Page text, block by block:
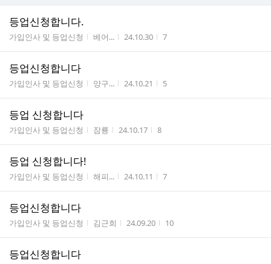
등업신청합니다.
게시판명
가입인사 및 등업신청 작성자
베어... 작성시간
24.10.30 조회수
7
등업신청합니다
게시판명
가입인사 및 등업신청 작성자
양구... 작성시간
24.10.21 조회수
5
등업 신청합니다
게시판명
가입인사 및 등업신청 작성자
잠룡 작성시간
24.10.17 조회수
8
등업 신청합니다!
게시판명
가입인사 및 등업신청 작성자
해피... 작성시간
24.10.11 조회수
7
등업신청합니다
게시판명
가입인사 및 등업신청 작성자
김근희 작성시간
24.09.20 조회수
10
등업신청합니다